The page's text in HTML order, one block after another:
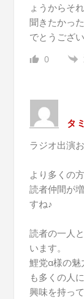
ょうからそ
聞きたかっ
でとうござ
0
タ
ラジオ出演
より多くの
読者仲間が
すね♪
読者の一人
います。
鯉党α様の魅
も多くの人
興味を持っ